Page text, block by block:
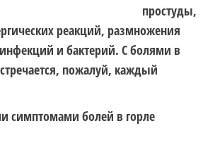
простуды,
реакций, размножения
и бактерий. С болями в
пожалуй, каждый
симптомами болей в горле